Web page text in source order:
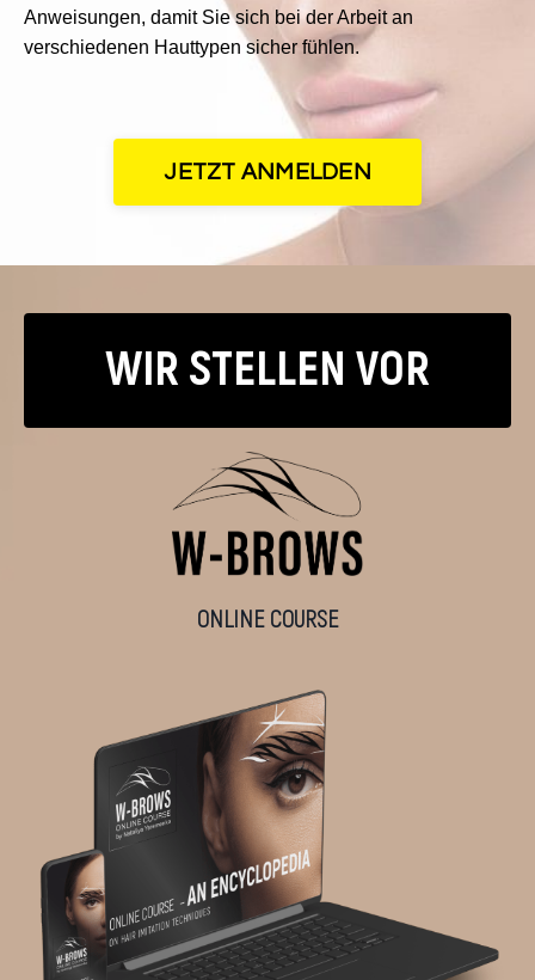
Anweisungen, damit Sie sich bei der Arbeit an
verschiedenen Hauttypen sicher fühlen.
JETZT ANMELDEN
WIR STELLEN VOR
ONLINE COURSE